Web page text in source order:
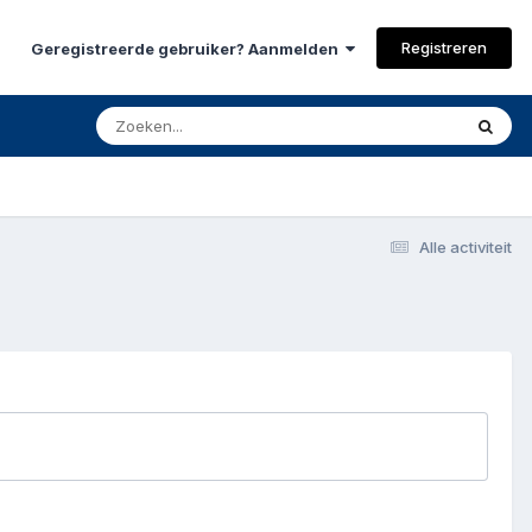
Geregistreerde gebruiker? Aanmelden Registreren
Alle activiteit